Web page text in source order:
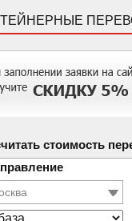
стоимость